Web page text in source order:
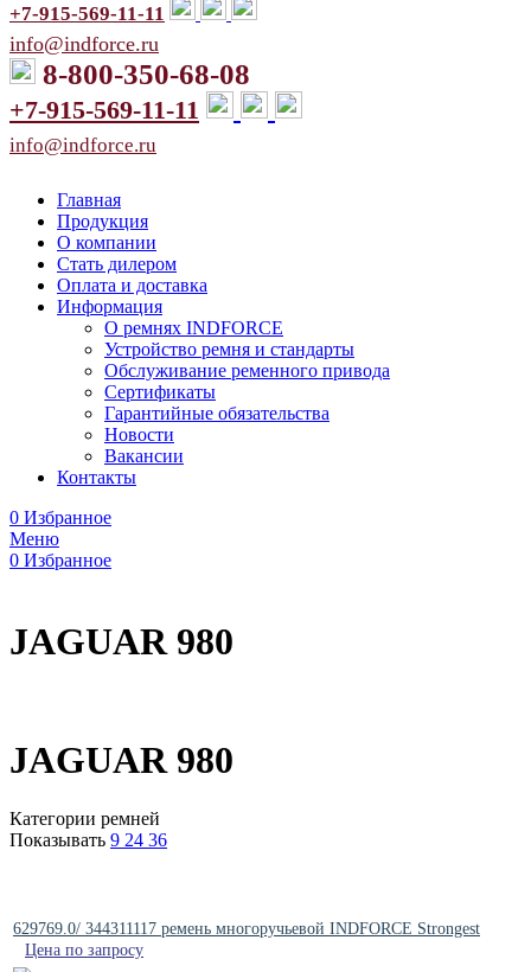
+7-915-569-11-11
info@indforce.ru
8-800-350-68-08
+7-915-569-11-11
info@indforce.ru
Главная
Продукция
О компании
Стать дилером
Оплата и доставка
Информация
О ремнях INDFORCE
Устройство ремня и стандарты
Обслуживание ременного привода
Сертификаты
Гарантийные обязательства
Новости
Вакансии
Контакты
0 Избранное
Меню
0 Избранное
JAGUAR 980
JAGUAR 980
Категории ремней
Показывать 9 24 36
629769.0/ 344311117 ремень многоручьевой INDFORCE Strongest
Цена по запросу